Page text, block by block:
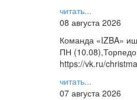
читать...
08 августа 2026
Команда «IZBA»
ПН
https://vk.ru/
читать...
07 августа 2026